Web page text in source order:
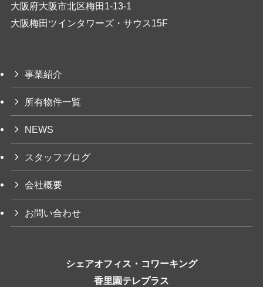
大阪府大阪市北区梅田1-13-1
大阪梅田ツインタワーズ・サウス15F
事業紹介
所有物件一覧
NEWS
スタッフブログ
会社概要
お問い合わせ
シェアオフィス・コワーキング
香里園テレプラス